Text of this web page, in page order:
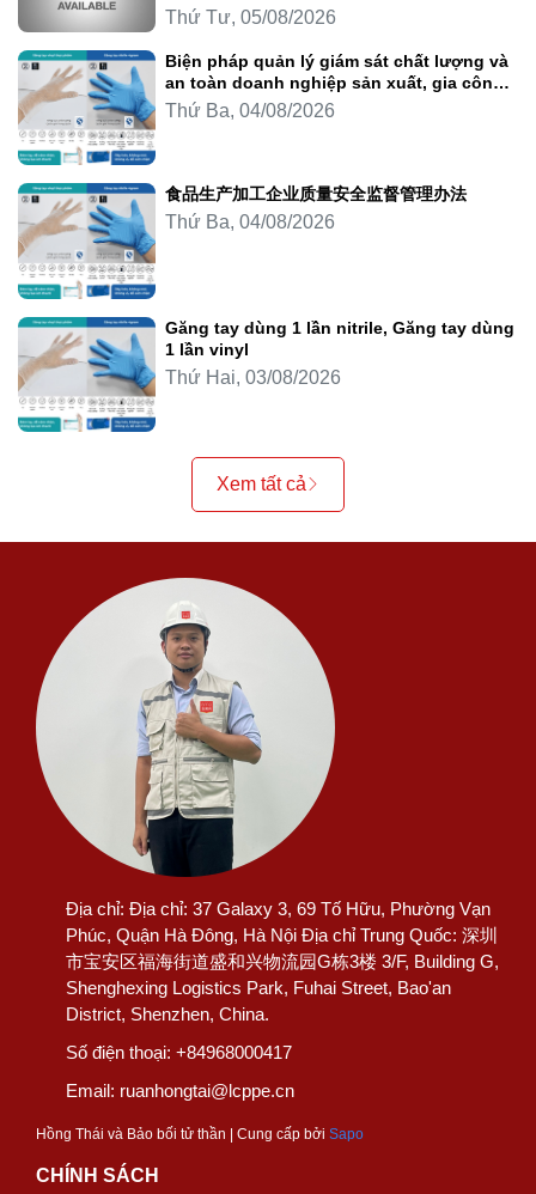
Thứ Tư, 05/08/2026
Biện pháp quản lý giám sát chất lượng và
an toàn doanh nghiệp sản xuất, gia công
thực phẩm
Thứ Ba, 04/08/2026
食品生产加工企业质量安全监督管理办法
Thứ Ba, 04/08/2026
Găng tay dùng 1 lần nitrile, Găng tay dùng
1 lần vinyl
Thứ Hai, 03/08/2026
Xem tất cả
Địa chỉ: Địa chỉ: 37 Galaxy 3, 69 Tố Hữu, Phường Vạn
Phúc, Quận Hà Đông, Hà Nội Địa chỉ Trung Quốc: 深圳
市宝安区福海街道盛和兴物流园G栋3楼 3/F, Building G,
Shenghexing Logistics Park, Fuhai Street, Bao'an
District, Shenzhen, China.
Số điện thoại: +84968000417
Email: ruanhongtai@lcppe.cn
Hồng Thái và Bảo bối tử thần | Cung cấp bởi Sapo
CHÍNH SÁCH